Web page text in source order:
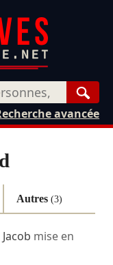
avancée
Autres(3)
mise en